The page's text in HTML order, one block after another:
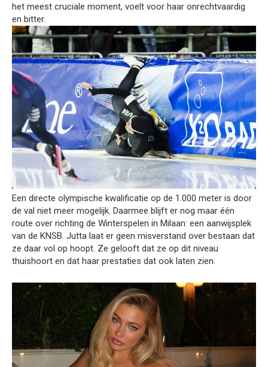
het meest cruciale moment, voelt voor haar onrechtvaardig
en bitter.
Een directe olympische kwalificatie op de 1.000 meter is door
de val niet meer mogelijk. Daarmee blijft er nog maar één
route over richting de Winterspelen in Milaan: een aanwijsplek
van de KNSB. Jutta laat er geen misverstand over bestaan dat
ze daar vol op hoopt. Ze gelooft dat ze op dit niveau
thuishoort en dat haar prestaties dat ook laten zien.